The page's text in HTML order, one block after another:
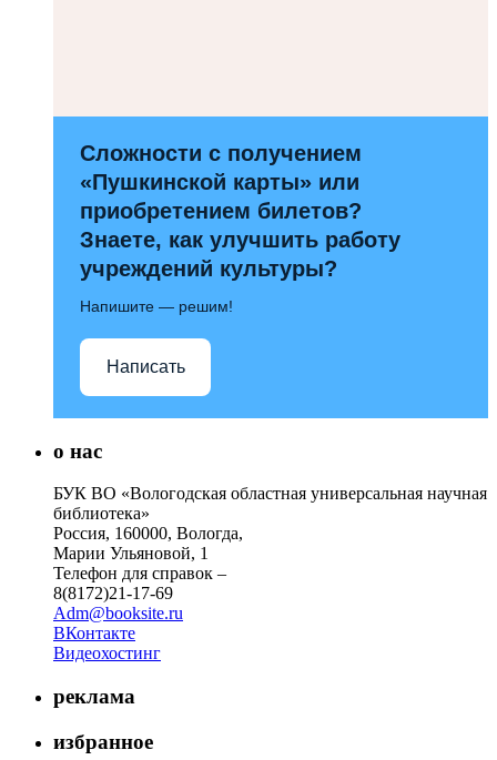
Сложности с получением
«Пушкинской карты» или
приобретением билетов?
Знаете, как улучшить работу
учреждений культуры?
Напишите — решим!
Написать
о нас
БУК ВО «Вологодская областная универсальная научная
библиотека»
Россия, 160000, Вологда,
Марии Ульяновой, 1
Телефон для справок –
8(8172)21-17-69
Adm@booksite.ru
ВКонтакте
Видеохостинг
реклама
избранное